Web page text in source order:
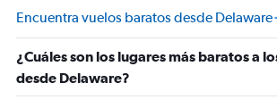
Encuentra vuelos baratos desde Delaware
¿Cuáles son los lugares más baratos a
desde Delaware?